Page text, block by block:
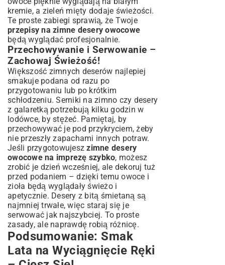
kremie, a zieleń mięty dodaje świeżości.
Te proste zabiegi sprawią, że Twoje
przepisy na zimne desery owocowe
będą wyglądać profesjonalnie.
Przechowywanie i Serwowanie –
Zachowaj Świeżość!
Większość zimnych deserów najlepiej
smakuje podana od razu po
przygotowaniu lub po krótkim
schłodzeniu. Serniki na zimno czy desery
z galaretką potrzebują kilku godzin w
lodówce, by stężeć. Pamiętaj, by
przechowywać je pod przykryciem, żeby
nie przeszły zapachami innych potraw.
Jeśli przygotowujeszzimne desery
owocowe na imprezę szybko, możesz
zrobić je dzień wcześniej, ale dekoruj tuż
przed podaniem – dzięki temu owoce i
zioła będą wyglądały świeżo i
apetycznie. Desery z bitą śmietaną są
najmniej trwałe, więc staraj się je
serwować jak najszybciej. To proste
zasady, ale naprawdę robią różnicę.
Podsumowanie: Smak
Lata na Wyciągnięcie Ręki